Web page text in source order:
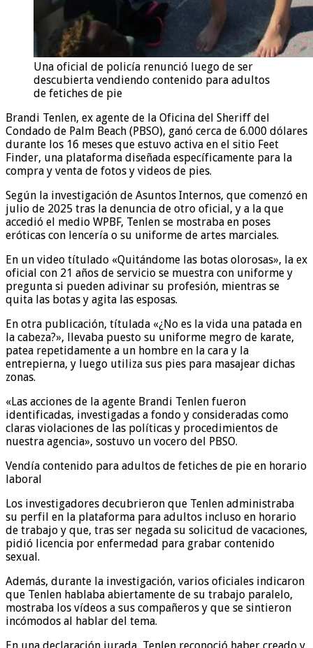
Una oficial de policía renunció luego de ser
descubierta vendiendo contenido para adultos
de fetiches de pie
Brandi Tenlen, ex agente de la Oficina del Sheriff del
Condado de Palm Beach (PBSO), ganó cerca de 6.000 dólares
durante los 16 meses que estuvo activa en el sitio Feet
Finder, una plataforma diseñada específicamente para la
compra y venta de fotos y videos de pies.
Según la investigación de Asuntos Internos, que comenzó en
julio de 2025 tras la denuncia de otro oficial, y a la que
accedió el medio WPBF, Tenlen se mostraba en poses
eróticas con lencería o su uniforme de artes marciales.
En un video títulado «Quitándome las botas olorosas», la ex
oficial con 21 años de servicio se muestra con uniforme y
pregunta si pueden adivinar su profesión, mientras se
quita las botas y agita las esposas.
En otra publicación, títulada «¿No es la vida una patada en
la cabeza?», llevaba puesto su uniforme megro de karate,
patea repetidamente a un hombre en la cara y la
entrepierna, y luego utiliza sus pies para masajear dichas
zonas.
«Las acciones de la agente Brandi Tenlen fueron
identificadas, investigadas a fondo y consideradas como
claras violaciones de las políticas y procedimientos de
nuestra agencia», sostuvo un vocero del PBSO.
Vendía contenido para adultos de fetiches de pie en horario
laboral
Los investigadores decubrieron que Tenlen administraba
su perfil en la plataforma para adultos incluso en horario
de trabajo y que, tras ser negada su solicitud de vacaciones,
pidió licencia por enfermedad para grabar contenido
sexual.
Además, durante la investigación, varios oficiales indicaron
que Tenlen hablaba abiertamente de su trabajo paralelo,
mostraba los vídeos a sus compañeros y que se sintieron
incómodos al hablar del tema.